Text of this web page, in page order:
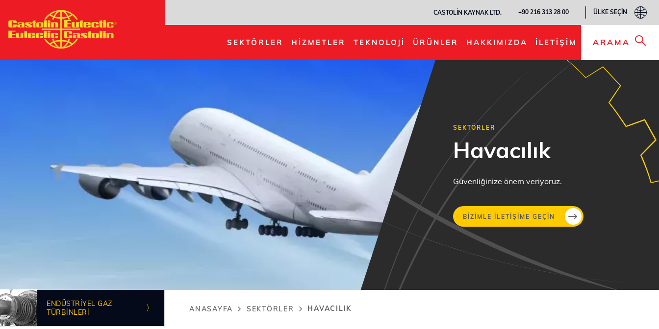
içeriğe
atla
CASTOLIN KAYNAK LTD. +90 216 313 28 00 ÜLKE SEÇIN
SEKTÖRLER HIZMETLER TEKNOLOJI ÜRÜNLER HAKKIMIZDA İLETIŞIM ARAMA
SEKTÖRLER
Havacılık
Güvenliğinize önem veriyoruz.
BIZIMLE ILETIŞIME GEÇIN
ANASAYFA SEKTÖRLER HAVACILIK
Resim
ENDÜSTRIYEL GAZ
TÜRBINLERI